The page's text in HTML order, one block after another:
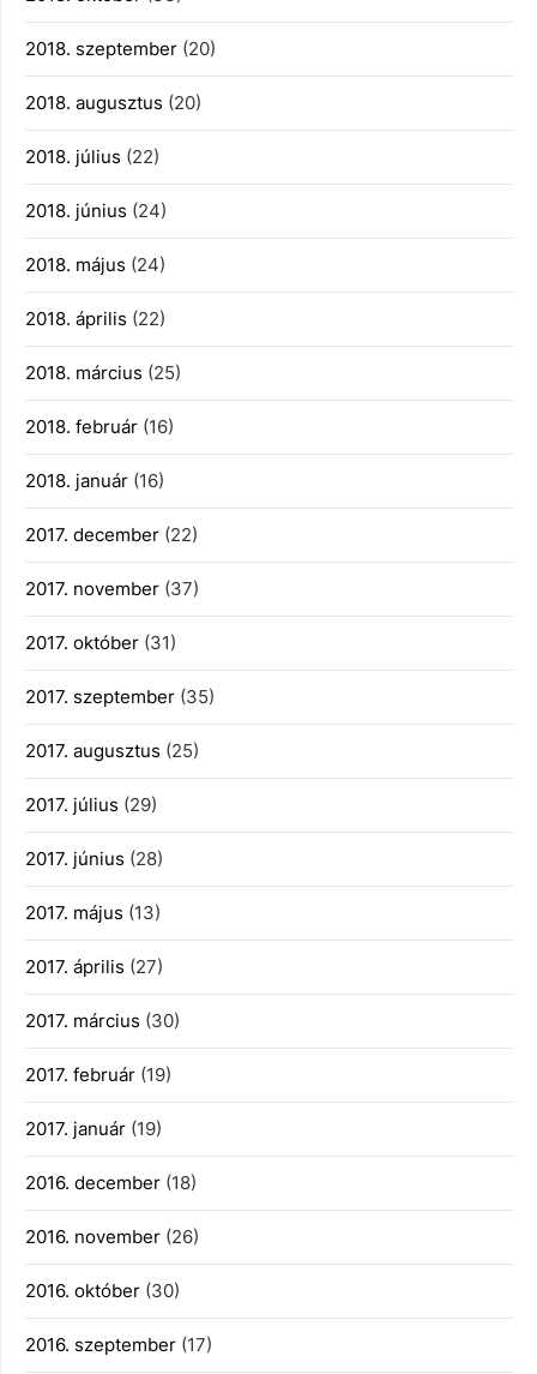
2018. szeptember (20)
2018. augusztus (20)
2018. július (22)
2018. június (24)
2018. május (24)
2018. április (22)
2018. március (25)
2018. február (16)
2018. január (16)
2017. december (22)
2017. november (37)
2017. október (31)
2017. szeptember (35)
2017. augusztus (25)
2017. július (29)
2017. június (28)
2017. május (13)
2017. április (27)
2017. március (30)
2017. február (19)
2017. január (19)
2016. december (18)
2016. november (26)
2016. október (30)
2016. szeptember (17)